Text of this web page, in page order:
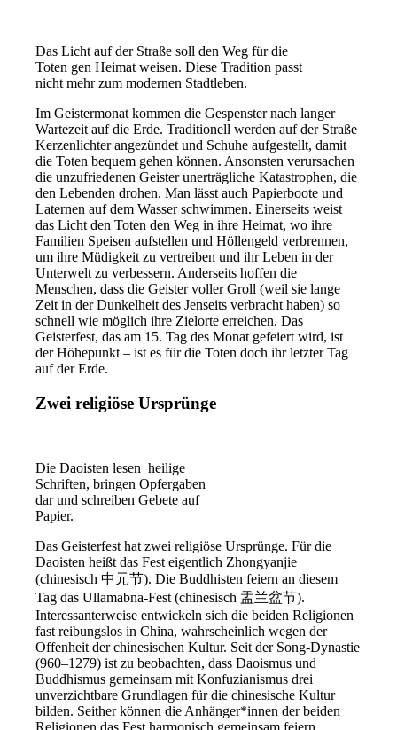
Das Licht auf der Straße soll den Weg für die
Toten gen Heimat weisen. Diese Tradition passt
nicht mehr zum modernen Stadtleben.
Im Geistermonat kommen die Gespenster nach langer
Wartezeit auf die Erde. Traditionell werden auf der Straße
Kerzenlichter angezündet und Schuhe aufgestellt, damit
die Toten bequem gehen können. Ansonsten verursachen
die unzufriedenen Geister unerträgliche Katastrophen, die
den Lebenden drohen. Man lässt auch Papierboote und
Laternen auf dem Wasser schwimmen. Einerseits weist
das Licht den Toten den Weg in ihre Heimat, wo ihre
Familien Speisen aufstellen und Höllengeld verbrennen,
um ihre Müdigkeit zu vertreiben und ihr Leben in der
Unterwelt zu verbessern. Anderseits hoffen die
Menschen, dass die Geister voller Groll (weil sie lange
Zeit in der Dunkelheit des Jenseits verbracht haben) so
schnell wie möglich ihre Zielorte erreichen. Das
Geisterfest, das am 15. Tag des Monat gefeiert wird, ist
der Höhepunkt – ist es für die Toten doch ihr letzter Tag
auf der Erde.
Zwei religiöse Ursprünge
Die Daoisten lesen heilige
Schriften, bringen Opfergaben
dar und schreiben Gebete auf
Papier.
Das Geisterfest hat zwei religiöse Ursprünge. Für die
Daoisten heißt das Fest eigentlich Zhongyanjie
(chinesisch 中元节). Die Buddhisten feiern an diesem
Tag das Ullamabna-Fest (chinesisch 盂兰盆节).
Interessanterweise entwickeln sich die beiden Religionen
fast reibungslos in China, wahrscheinlich wegen der
Offenheit der chinesischen Kultur. Seit der Song-Dynastie
(960–1279) ist zu beobachten, dass Daoismus und
Buddhismus gemeinsam mit Konfuzianismus drei
unverzichtbare Grundlagen für die chinesische Kultur
bilden. Seither können die Anhänger*innen der beiden
Religionen das Fest harmonisch gemeinsam feiern.